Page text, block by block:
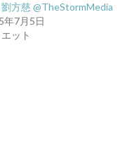
方慈 @TheStormMedia
年7月5日
ット